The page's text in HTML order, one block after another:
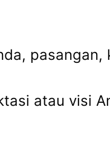
pasangan,
atau visi